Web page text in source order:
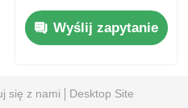
rozstawem pikseli
0,1905 mm × 0,0635
mm z 12-miesięczną
Wyślij zapytanie
się z nami
Desktop Site